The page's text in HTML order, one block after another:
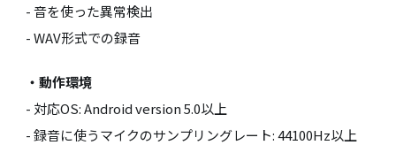
- 音を使った異常検出
- WAV形式での録音
・動作環境
- 対応OS: Android version 5.0以上
- 録音に使うマイクのサンプリングレート: 44100Hz以上